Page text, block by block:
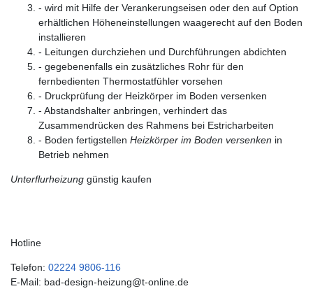
- wird mit Hilfe der Verankerungseisen oder den auf Option
erhältlichen Höheneinstellungen waagerecht auf den Boden
installieren
- Leitungen durchziehen und Durchführungen abdichten
- gegebenenfalls ein zusätzliches Rohr für den
fernbedienten Thermostatfühler vorsehen
- Druckprüfung der Heizkörper im Boden versenken
- Abstandshalter anbringen, verhindert das
Zusammendrücken des Rahmens bei Estricharbeiten
- Boden fertigstellen Heizkörper im Boden versenken in
Betrieb nehmen
Unterflurheizung günstig kaufen
Hotline
Telefon: 02224 9806-116
E-Mail: bad-design-heizung@t-online.de